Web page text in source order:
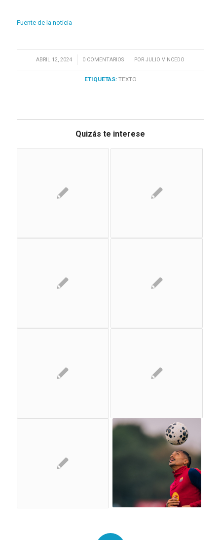
Fuente de la noticia
ABRIL 12, 2024
/ 0 COMENTARIOS
/ PORJULIO VINCEDO
ETIQUETAS: TEXTO
Quizás te interese